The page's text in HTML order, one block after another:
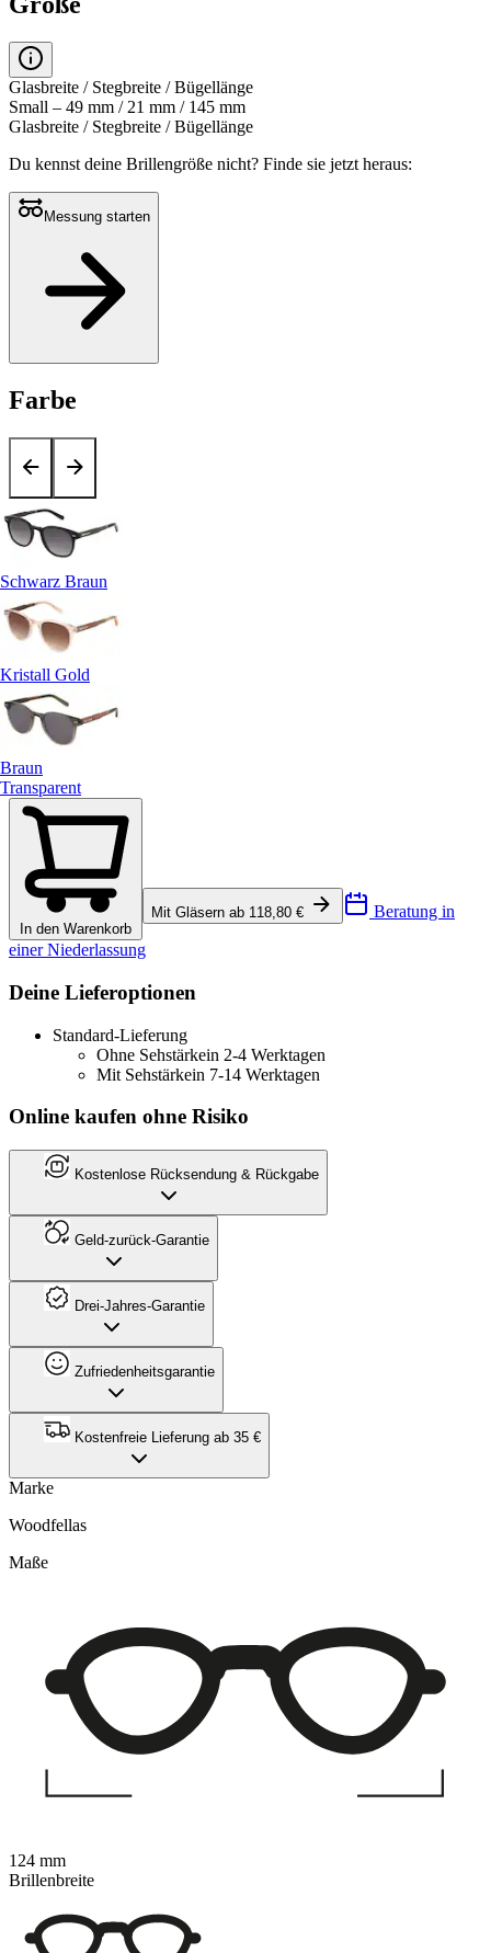
Glasbreite / Stegbreite / Bügellänge
Small – 49 mm / 21 mm / 145 mm
Glasbreite / Stegbreite / Bügellänge
Du kennst deine Brillengröße nicht? Finde sie jetzt heraus:
Messung starten
Farbe
Schwarz Braun
Kristall Gold
Braun
Transparent
In den Warenkorb
Mit Gläsern ab 118,80 € Beratung in
einer Niederlassung
Deine Lieferoptionen
Standard-Lieferung
Ohne Sehstärkein 2-4 Werktagen
Mit Sehstärkein 7-14 Werktagen
Online kaufen ohne Risiko
Kostenlose Rücksendung & Rückgabe
Geld-zurück-Garantie
Drei-Jahres-Garantie
Zufriedenheitsgarantie
Kostenfreie Lieferung ab 35 €
Marke
Woodfellas
Maße
124 mm
Brillenbreite